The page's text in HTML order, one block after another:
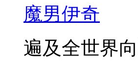
魔男伊奇
遍及全世界